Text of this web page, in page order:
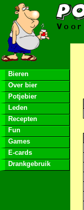
Bieren
Over bier
Potjebier
Leden
Recepten
Fun
Games
E-cards
Drankgebruik